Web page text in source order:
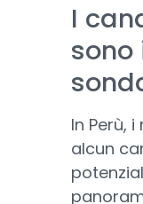
I
sono
In Perù,
alcun